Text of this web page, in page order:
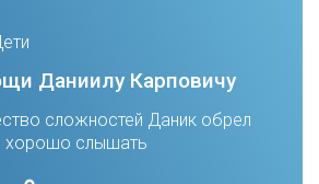
Даниилу Карповичу
сложностей Даник обрел
хорошо слышать